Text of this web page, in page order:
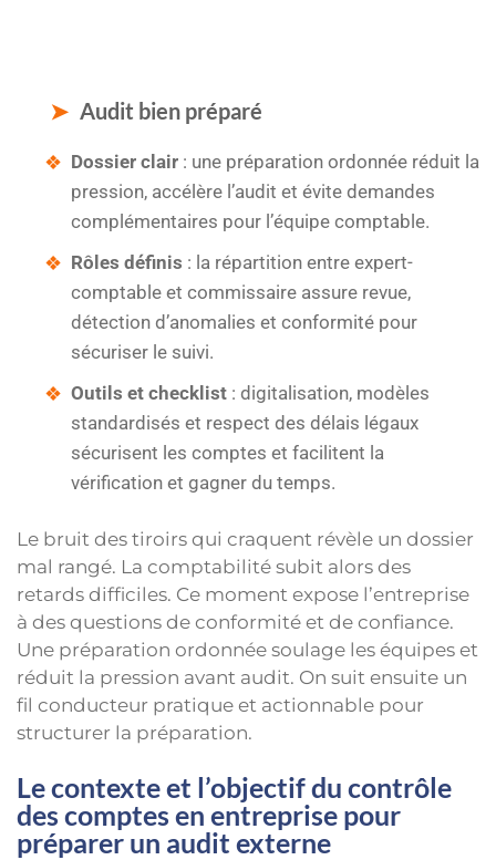
Audit bien préparé
Dossier clair : une préparation ordonnée réduit la
pression, accélère l’audit et évite demandes
complémentaires pour l’équipe comptable.
Rôles définis : la répartition entre expert-
comptable et commissaire assure revue,
détection d’anomalies et conformité pour
sécuriser le suivi.
Outils et checklist : digitalisation, modèles
standardisés et respect des délais légaux
sécurisent les comptes et facilitent la
vérification et gagner du temps.
Le bruit des tiroirs qui craquent révèle un dossier
mal rangé. La comptabilité subit alors des
retards difficiles. Ce moment expose l’entreprise
à des questions de conformité et de confiance.
Une préparation ordonnée soulage les équipes et
réduit la pression avant audit. On suit ensuite un
fil conducteur pratique et actionnable pour
structurer la préparation.
Le contexte et l’objectif du contrôle
des comptes en entreprise pour
préparer un audit externe